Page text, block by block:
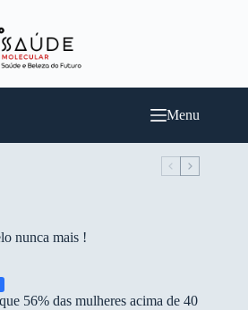
Menu
nunca mais !
56% das mulheres acima de 40